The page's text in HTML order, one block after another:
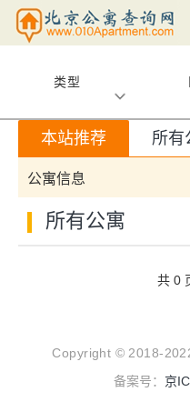
类型
本站推荐 所有
公寓信息
所有公寓
共 0
Copyright © 2018-
备案号： 京